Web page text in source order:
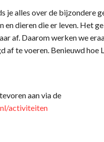
je alles over de bijzondere
dieren die er leven. Het
af. Daarom werken we
af te voeren. Benieuwd hoe
aan via de
activiteiten